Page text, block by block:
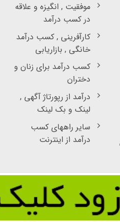
موفقیت , انگیزه و علاقه
در کسب درآمد
کارآفرینی , کسب درآمد
خانگی , بازاریابی
کسب درآمد برای زنان و
دختران
درآمد از رپورتاژ آگهی ,
لینک و بک لینک
سایر راههای کسب
درآمد از اینترنت